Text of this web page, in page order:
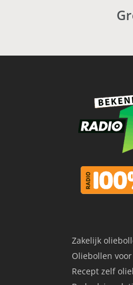
Zakelijk
Oliebollen
Recept zelf